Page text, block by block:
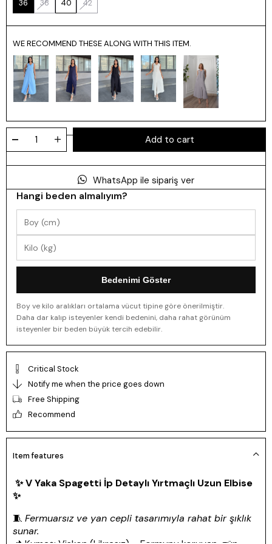
36 38 40 42
WE RECOMMEND THESE ALONG WITH THIS ITEM.
WhatsApp ile sipariş ver
Hangi beden almalıyım?
Bedenimi Göster
Boy ve kilo aralıkları ortalama vücut tipine göre önerilmiştir.
Daha dar kalıp isteyenler kendi bedenini, daha rahat görünüm
isteyenler bir beden büyük tercih edebilir.
Critical Stock
Notify me when the price goes down
Free Shipping
Recommend
Item features
✨V Yaka Spagetti İp Detaylı Yırtmaçlı Uzun Elbise
✨
🧵 Fermuarsız ve yan cepli tasarımıyla rahat bir şıklık
sunar.